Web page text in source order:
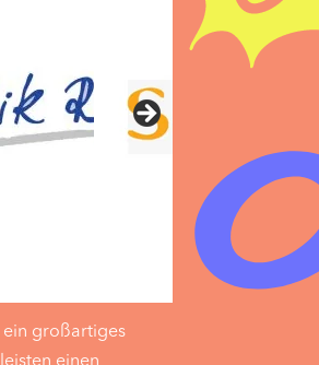
ein großartiges
einen